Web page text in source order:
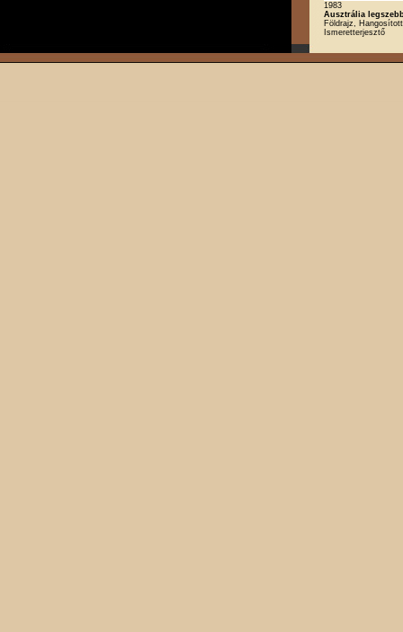
1983
Ausztrália
Földrajz,
Ismeretterjesztő